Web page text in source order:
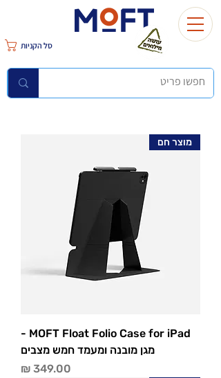
סל הקניות
מוצר חם
MOFT Float Folio Case for iPad -
מגן מובנה ומעמד חמש מצבים
מחיר